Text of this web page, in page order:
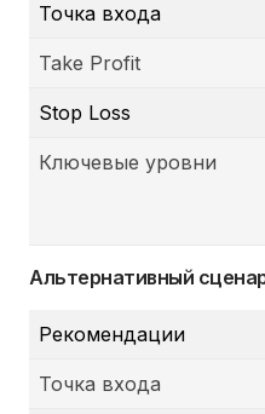
Точка входа
Take Profit
Stop Loss
Ключевые уровни
Альтернативный
Рекомендации
Точка входа